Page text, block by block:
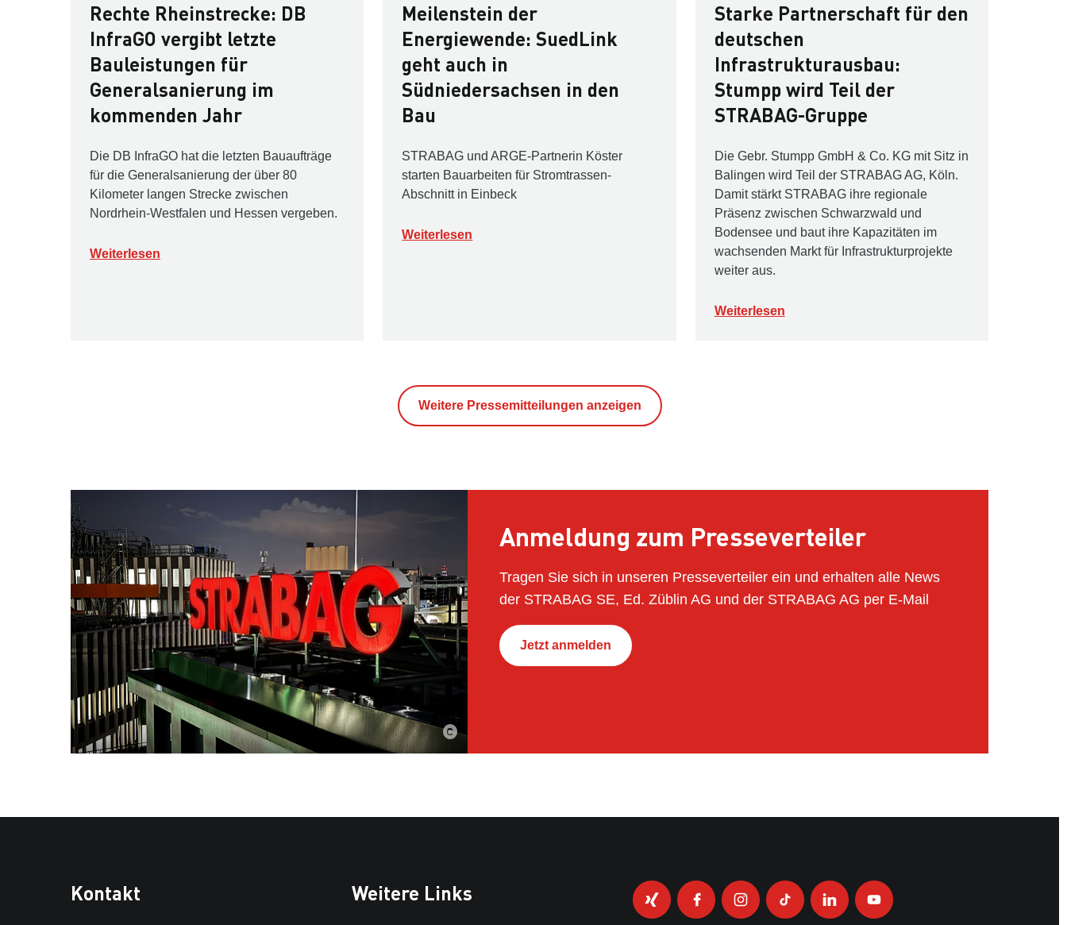
Rechte Rheinstrecke: DB
InfraGO vergibt letzte
Bauleistungen für
Generalsanierung im
kommenden Jahr
Die DB InfraGO hat die letzten Bauaufträge
für die Generalsanierung der über 80
Kilometer langen Strecke zwischen
Nordrhein-Westfalen und Hessen vergeben.
Weiterlesen
Meilenstein der
Energiewende: SuedLink
geht auch in
Südniedersachsen in den
Bau
STRABAG und ARGE-Partnerin Köster
starten Bauarbeiten für Stromtrassen-
Abschnitt in Einbeck
Weiterlesen
Starke Partnerschaft für den
deutschen
Infrastrukturausbau:
Stumpp wird Teil der
STRABAG-Gruppe
Die Gebr. Stumpp GmbH & Co. KG mit Sitz in
Balingen wird Teil der STRABAG AG, Köln.
Damit stärkt STRABAG ihre regionale
Präsenz zwischen Schwarzwald und
Bodensee und baut ihre Kapazitäten im
wachsenden Markt für Infrastrukturprojekte
weiter aus.
Weiterlesen
Weitere Pressemitteilungen anzeigen
Anmeldung zum Presseverteiler
Tragen Sie sich in unseren Presseverteiler ein und erhalten alle News
der STRABAG SE, Ed. Züblin AG und der STRABAG AG per E-Mail
Jetzt anmelden
Kontakt Weitere Links